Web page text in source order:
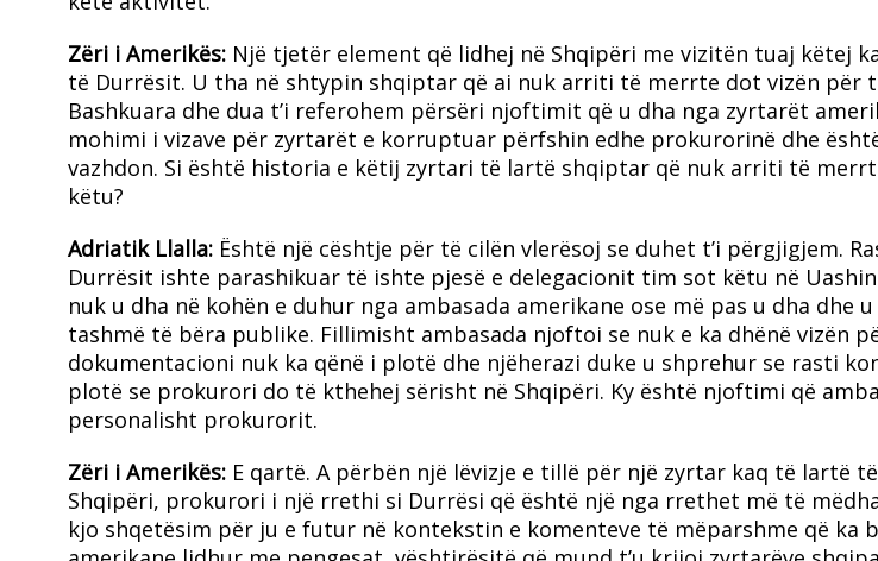
Zëri i Amerikës: Një tjetër element që lidhej në Shqipëri me vizitën tuaj këtej
të Durrësit. U tha në shtypin shqiptar që ai nuk arriti të merrte dot vizën për
Bashkuara dhe dua t’i referohem përsëri njoftimit që u dha nga zyrtarët
mohimi i vizave për zyrtarët e korruptuar përfshin edhe prokurorinë dhe
vazhdon. Si është historia e këtij zyrtari të lartë shqiptar që nuk arriti të
këtu?
Adriatik Llalla: Është një cështje për të cilën vlerësoj se duhet t’i përgjigjem.
Durrësit ishte parashikuar të ishte pjesë e delegacionit tim sot këtu në
nuk u dha në kohën e duhur nga ambasada amerikane ose më pas u dha dhe
tashmë të bëra publike. Fillimisht ambasada njoftoi se nuk e ka dhënë vizën
dokumentacioni nuk ka qënë i plotë dhe njëherazi duke u shprehur se rasti
plotë se prokurori do të kthehej sërisht në Shqipëri. Ky është njoftimi që
personalisht prokurorit.
Zëri i Amerikës: E qartë. A përbën një lëvizje e tillë për një zyrtar kaq të lartë
Shqipëri, prokurori i një rrethi si Durrësi që është një nga rrethet më të
kjo shqetësim për ju e futur në kontekstin e komenteve të mëparshme që ka